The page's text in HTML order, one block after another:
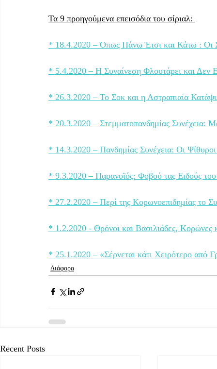
Τα 9 προηγούμενα επεισόδια του σίριαλ:
* 18.4.2020 – Όπως Πάνω Έτσι και Κάτω : Οι
* 5.4.2020 – Η Συναίνεση Φλουτάρει και Δεν
* 26.3.2020 – Το Σοκ και η Αστραπιαία
* 20.3.2020 – Στεμματοπανδημίας Συνέχεια:
* 14.3.2020 – Πανδημίας Συνέχεια: Οι
* 9.3.2020 – Παρανοϊός: Φοβού τας Ειδούς
* 27.2.2020 – Περί της Κορωνοεπιδημίας το
* 1.2.2020 - Θρόνοι και Βασιλιάδες, Κορώνες
* 25.1.2020 – «Σέρνεται κάτι Χειρότερο από
Διάφορα
Recent Posts